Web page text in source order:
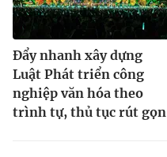
Đẩy nhanh xây dựng
Luật Phát triển công
nghiệp văn hóa theo
trình tự, thủ tục rút gọn